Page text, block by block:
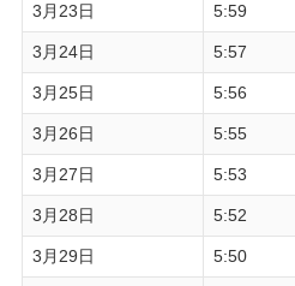
3月23日 5:59
3月24日 5:57
3月25日 5:56
3月26日 5:55
3月27日 5:53
3月28日 5:52
3月29日 5:50